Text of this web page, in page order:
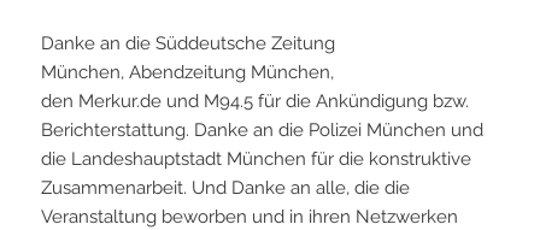
Danke an die Süddeutsche Zeitung
München, Abendzeitung München,
den Merkur.de und M94.5 für die Ankündigung bzw.
Berichterstattung. Danke an die Polizei München und
die Landeshauptstadt München für die konstruktive
Zusammenarbeit. Und Danke an alle, die die
Veranstaltung beworben und in ihren Netzwerken